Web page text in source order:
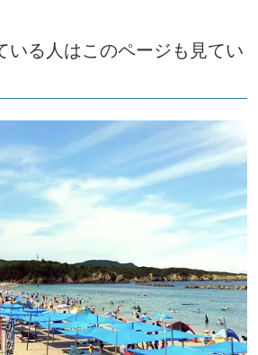
いる人はこのページも見てい